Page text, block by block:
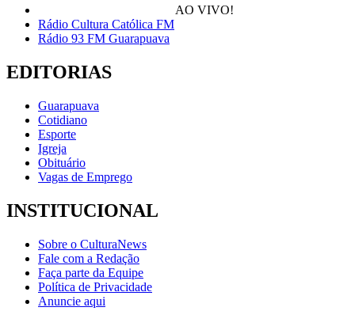
AO VIVO!
Rádio Cultura Católica FM
Rádio 93 FM Guarapuava
EDITORIAS
Guarapuava
Cotidiano
Esporte
Igreja
Obituário
Vagas de Emprego
INSTITUCIONAL
Sobre o CulturaNews
Fale com a Redação
Faça parte da Equipe
Política de Privacidade
Anuncie aqui